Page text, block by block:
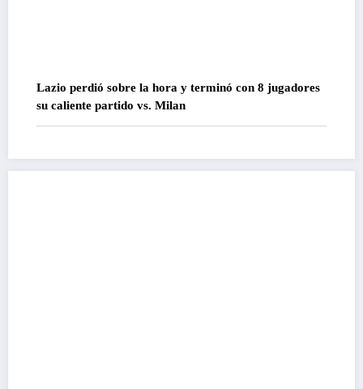
Lazio perdió sobre la hora y terminó con 8 jugadores
su caliente partido vs. Milan